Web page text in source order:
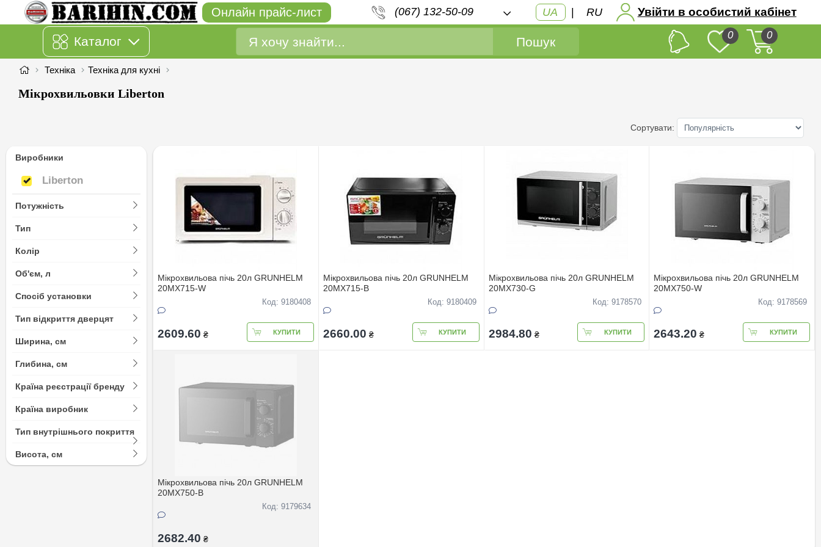
Онлайн прайс-лист (067) 132-50-09 UA | RU Увійти в особистий кабінет
Каталог Пошук 0 0
Техніка Техніка для кухні
Мікрохвильовки Liberton
Сортувати:
Виробники
Liberton
Liberton
Потужність
Тип
Колір
Об'єм, л
Спосіб установки
Тип відкриття дверцят
Ширина, см
Глибина, см
Країна реєстрації бренду
Країна виробник
Тип внутрішнього покриття
Висота, см
Мiкрохвильова пiчь 20л GRUNHELM
20MX715-W
Код: 9180408
2609.60 ₴ КУПИТИ
Мiкрохвильова пiчь 20л GRUNHELM
20MX715-В
Код: 9180409
2660.00 ₴ КУПИТИ
Мiкрохвильова пiчь 20л GRUNHELM
20MX730-G
Код: 9178570
2984.80 ₴ КУПИТИ
Мiкрохвильова пiчь 20л GRUNHELM
20MX750-W
Код: 9178569
2643.20 ₴ КУПИТИ
Мiкрохвильова пiчь 20л GRUNHELM
20MX750-В
Код: 9179634
2682.40 ₴